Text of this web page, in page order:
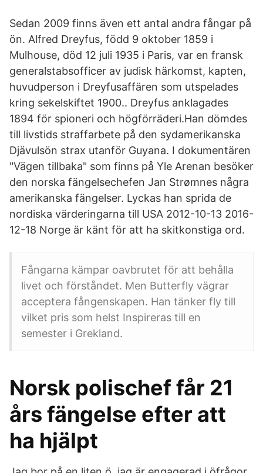
Sedan 2009 finns även ett antal andra fångar på
ön. Alfred Dreyfus, född 9 oktober 1859 i
Mulhouse, död 12 juli 1935 i Paris, var en fransk
generalstabsofficer av judisk härkomst, kapten,
huvudperson i Dreyfusaffären som utspelades
kring sekelskiftet 1900.. Dreyfus anklagades
1894 för spioneri och högförräderi.Han dömdes
till livstids straffarbete på den sydamerikanska
Djävulsön strax utanför Guyana. I dokumentären
"Vägen tillbaka" som finns på Yle Arenan besöker
den norska fängelsechefen Jan Strømnes några
amerikanska fängelser. Lyckas han sprida de
nordiska värderingarna till USA 2012-10-13 2016-
12-18 Norge är känt för att ha skitkonstiga ord.
Fångarna kämpar oavbrutet för att behålla
livet och förståndet. Men Butterfly vägrar
acceptera fångenskapen. Han tänker fly till
vilket pris som helst Inspireras till en
semester i Grekland.
Norsk polischef får 21
års fängelse efter att
ha hjälpt